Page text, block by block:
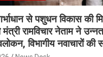
से पशुधन विकास की
मंत्री रामविचार नेताम ने
विभागीय नवाचारों की